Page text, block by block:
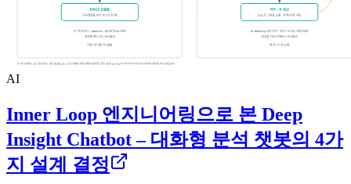
AI
Inner Loop 엔지니어링으로 본 Deep
Insight Chatbot – 대화형 분석 챗봇의 4가
지 설계 결정